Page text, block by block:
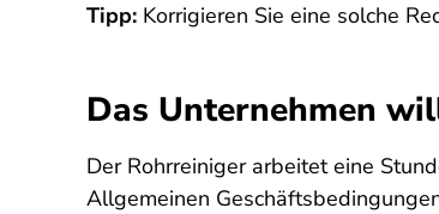
Tipp: Korrigieren Sie eine solche
Das Unternehmen
Der Rohrreiniger arbeitet eine
Allgemeinen